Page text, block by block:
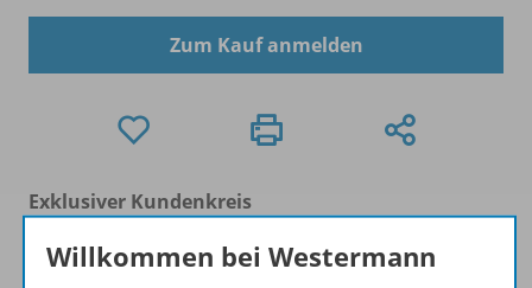
Zum Kauf anmelden
Exklusiver Kundenkreis
Ausbildern/Ausbilderinnen, Dozenten/Dozentinnen,
Willkommen bei Westermann